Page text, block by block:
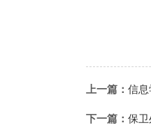
上一篇： 信
下一篇： 保